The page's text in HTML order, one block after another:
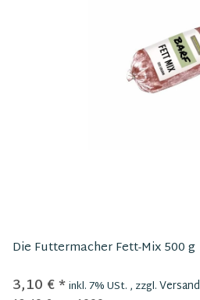
Die Futtermacher Fett-Mix 500 g
3,10 €*inkl. 7% USt. , zzgl.Versand